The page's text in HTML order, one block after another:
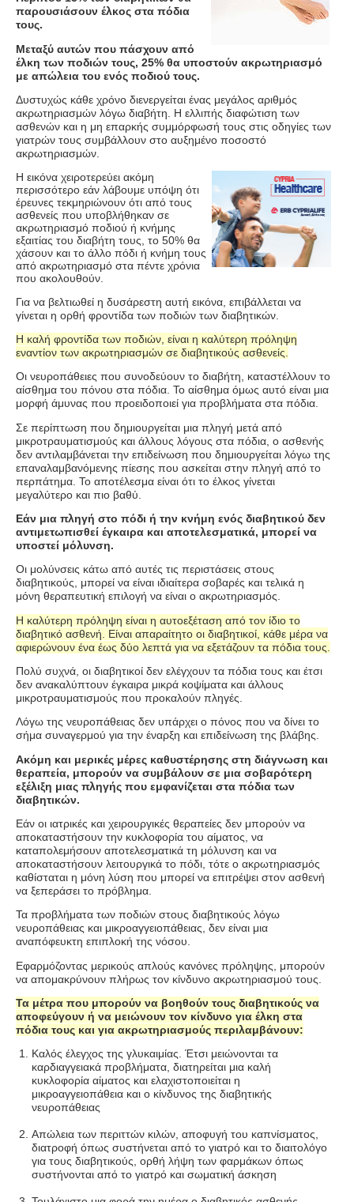
παρουσιάσουν έλκος στα πόδια
τους.
Μεταξύ αυτών που πάσχουν από
έλκη των ποδιών τους, 25% θα υποστούν ακρωτηριασμό
με απώλεια του ενός ποδιού τους.
Δυστυχώς κάθε χρόνο διενεργείται ένας μεγάλος αριθμός
ακρωτηριασμών λόγω διαβήτη. Η ελλιπής διαφώτιση των
ασθενών και η μη επαρκής συμμόρφωσή τους στις οδηγίες των
γιατρών τους συμβάλλουν στο αυξημένο ποσοστό
ακρωτηριασμών.
Η εικόνα χειροτερεύει ακόμη
περισσότερο εάν λάβουμε υπόψη ότι
έρευνες τεκμηριώνουν ότι από τους
ασθενείς που υποβλήθηκαν σε
ακρωτηριασμό ποδιού ή κνήμης
εξαιτίας του διαβήτη τους, το 50% θα
χάσουν και το άλλο πόδι ή κνήμη τους
από ακρωτηριασμό στα πέντε χρόνια
που ακολουθούν.
Για να βελτιωθεί η δυσάρεστη αυτή εικόνα, επιβάλλεται να
γίνεται η ορθή φροντίδα των ποδιών των διαβητικών.
Η καλή φροντίδα των ποδιών, είναι η καλύτερη πρόληψη
εναντίον των ακρωτηριασμών σε διαβητικούς ασθενείς.
Οι νευροπάθειες που συνοδεύουν το διαβήτη, καταστέλλουν το
αίσθημα του πόνου στα πόδια. Το αίσθημα όμως αυτό είναι μια
μορφή άμυνας που προειδοποιεί για προβλήματα στα πόδια.
Σε περίπτωση που δημιουργείται μια πληγή μετά από
μικροτραυματισμούς και άλλους λόγους στα πόδια, ο ασθενής
δεν αντιλαμβάνεται την επιδείνωση που δημιουργείται λόγω της
επαναλαμβανόμενης πίεσης που ασκείται στην πληγή από το
περπάτημα. Το αποτέλεσμα είναι ότι το έλκος γίνεται
μεγαλύτερο και πιο βαθύ.
Εάν μια πληγή στο πόδι ή την κνήμη ενός διαβητικού δεν
αντιμετωπισθεί έγκαιρα και αποτελεσματικά, μπορεί να
υποστεί μόλυνση.
Οι μολύνσεις κάτω από αυτές τις περιστάσεις στους
διαβητικούς, μπορεί να είναι ιδιαίτερα σοβαρές και τελικά η
μόνη θεραπευτική επιλογή να είναι ο ακρωτηριασμός.
Η καλύτερη πρόληψη είναι η αυτοεξέταση από τον ίδιο το
διαβητικό ασθενή. Είναι απαραίτητο οι διαβητικοί, κάθε μέρα να
αφιερώνουν ένα έως δύο λεπτά για να εξετάζουν τα πόδια τους.
Πολύ συχνά, οι διαβητικοί δεν ελέγχουν τα πόδια τους και έτσι
δεν ανακαλύπτουν έγκαιρα μικρά κοψίματα και άλλους
μικροτραυματισμούς που προκαλούν πληγές.
Λόγω της νευροπάθειας δεν υπάρχει ο πόνος που να δίνει το
σήμα συναγερμού για την έναρξη και επιδείνωση της βλάβης.
Ακόμη και μερικές μέρες καθυστέρησης στη διάγνωση και
θεραπεία, μπορούν να συμβάλουν σε μια σοβαρότερη
εξέλιξη μιας πληγής που εμφανίζεται στα πόδια των
διαβητικών.
Εάν οι ιατρικές και χειρουργικές θεραπείες δεν μπορούν να
αποκαταστήσουν την κυκλοφορία του αίματος, να
καταπολεμήσουν αποτελεσματικά τη μόλυνση και να
αποκαταστήσουν λειτουργικά το πόδι, τότε ο ακρωτηριασμός
καθίσταται η μόνη λύση που μπορεί να επιτρέψει στον ασθενή
να ξεπεράσει το πρόβλημα.
Τα προβλήματα των ποδιών στους διαβητικούς λόγω
νευροπάθειας και μικροαγγειοπάθειας, δεν είναι μια
αναπόφευκτη επιπλοκή της νόσου.
Εφαρμόζοντας μερικούς απλούς κανόνες πρόληψης, μπορούν
να απομακρύνουν πλήρως τον κίνδυνο ακρωτηριασμού τους.
Τα μέτρα που μπορούν να βοηθούν τους διαβητικούς να
αποφεύγουν ή να μειώνουν τον κίνδυνο για έλκη στα
πόδια τους και για ακρωτηριασμούς περιλαμβάνουν:
Καλός έλεγχος της γλυκαιμίας. Έτσι μειώνονται τα
καρδιαγγειακά προβλήματα, διατηρείται μια καλή
κυκλοφορία αίματος και ελαχιστοποιείται η
μικροαγγειοπάθεια και ο κίνδυνος της διαβητικής
νευροπάθειας
Απώλεια των περιττών κιλών, αποφυγή του καπνίσματος,
διατροφή όπως συστήνεται από το γιατρό και το διαιτολόγο
για τους διαβητικούς, ορθή λήψη των φαρμάκων όπως
συστήνονται από το γιατρό και σωματική άσκηση